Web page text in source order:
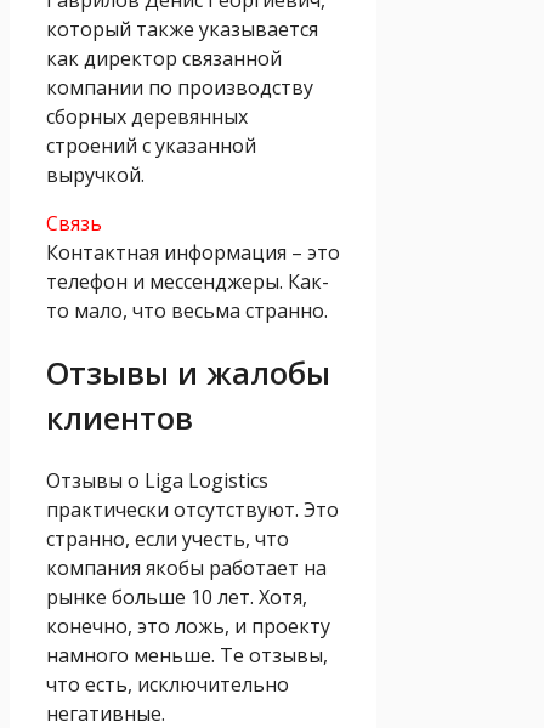
который также указывается
как директор связанной
компании по производству
сборных деревянных
строений с указанной
выручкой.
Связь
Контактная информация – это
телефон и мессенджеры. Как-
то мало, что весьма странно.
Отзывы и жалобы
клиентов
Отзывы о Liga Logistics
практически отсутствуют. Это
странно, если учесть, что
компания якобы работает на
рынке больше 10 лет. Хотя,
конечно, это ложь, и проекту
намного меньше. Те отзывы,
что есть, исключительно
негативные.